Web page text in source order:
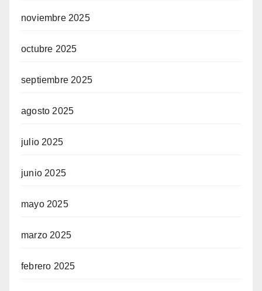
noviembre 2025
octubre 2025
septiembre 2025
agosto 2025
julio 2025
junio 2025
mayo 2025
marzo 2025
febrero 2025